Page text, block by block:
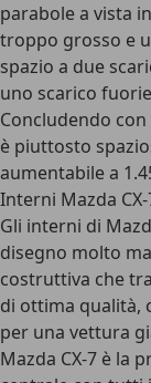
parabole a vista
troppo grosso e
spazio a due
uno scarico
Concludendo
è piuttosto
aumentabile a
Interni Mazda
Gli interni di
disegno molto
costruttiva che
di ottima qualità,
per una vettura
Mazda CX-7 è la